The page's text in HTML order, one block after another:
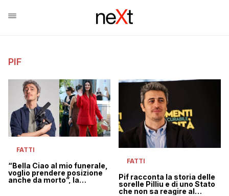
PIF
FATTI
“Bella Ciao al mio funerale,
voglio prendere posizione
anche da morto”, la
FATTI
Pif racconta la storia delle
sorelle Pilliu e di uno Stato
che non sa reagire al